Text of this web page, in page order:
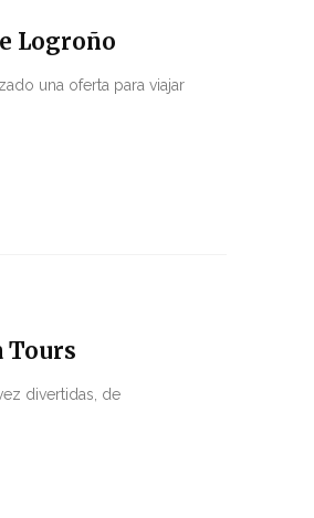
Logroño
una oferta para viajar
Tours
divertidas, de